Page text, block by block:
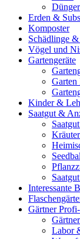
Erden &
Komposter
Schädlinge
Vögel und
Gartengeräte
Garten
Kinder &
Saatgut &
Interessante
Gärtner
Labor